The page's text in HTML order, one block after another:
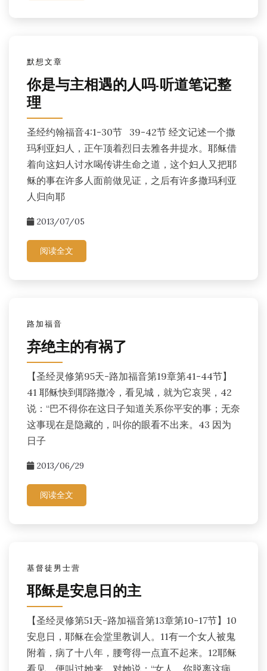
默想文章
你是与主相遇的人吗-听道笔记整
理
圣经约翰福音4:1-30节 39-42节 经文记述一个撒
玛利亚妇人，正午顶着烈日去雅各井提水。耶稣借
着向这妇人讨水喝传讲生命之道，这个妇人又把耶
稣的事在许多人面前做见证，之后有许多撒玛利亚
人归向耶
2013/07/05
阅读全文
路加福音
弃绝主的有祸了
【圣经灵修第95天-路加福音第19章第41-44节】
41 耶稣快到耶路撒冷，看见城，就为它哀哭，42
说：“巴不得你在这日子知道关系你平安的事；无奈
这事现在是隐藏的，叫你的眼看不出来。43 因为
日子
2013/06/29
阅读全文
基督徒男士营
耶稣是安息日的主
【圣经灵修第51天-路加福音第13章第10-17节】10
安息日，耶稣在会堂里教训人。11有一个女人被鬼
附着，病了十八年，腰弯得一点直不起来。12耶稣